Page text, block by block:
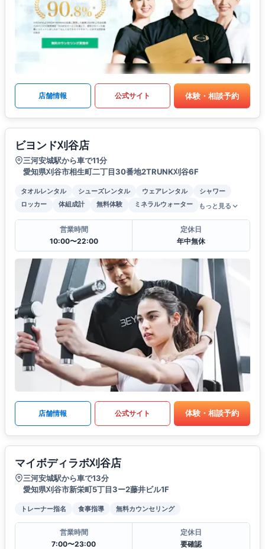
店舗情報 公式サイト 体験・相談予約
ビヨンド刈谷店
三河安城駅から車で11分
愛知県刈谷市相生町二丁目30番地2TRUNK刈谷6F
タオルレンタル シューズレンタル ウェアレンタル
シャワー
ロッカー
体組成計 無料体験 ミネラルウォーター もっと見る
営業時間
10:00〜22:00
定休日
年中無休
店舗情報 公式サイト 体験・相談予約
マイボディラボ刈谷店
三河安城駅から車で13分
愛知県刈谷市新栄町5丁目3ー2藤井ビル1F
トレーナー指名 食事指導 無料カウンセリング
営業時間
7:00〜23:00
定休日
要確認